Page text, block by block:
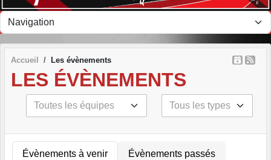
Accueil Les évènements
LES ÉVÈNEMENTS
Évènements à venir Évènements passés